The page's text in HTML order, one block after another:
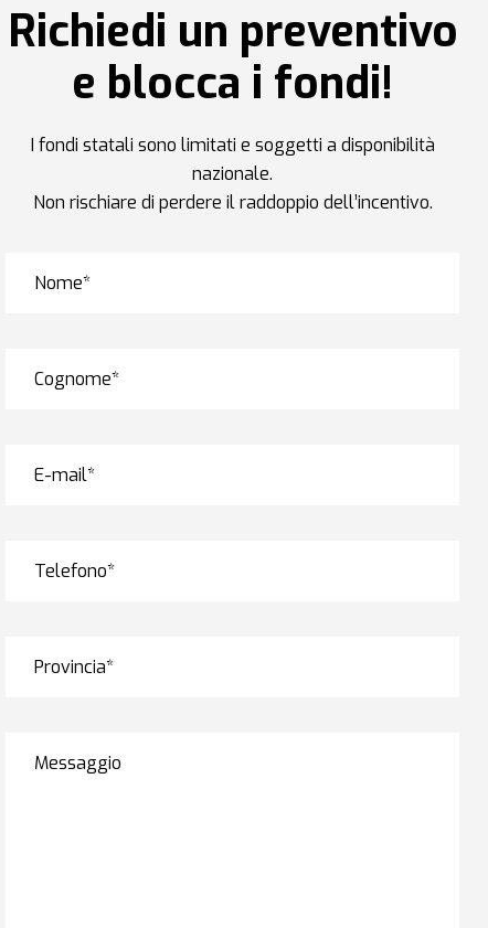
Richiedi un preventivo
e blocca i fondi!
I fondi statali sono limitati e soggetti a disponibilità
nazionale.
Non rischiare di perdere il raddoppio dell’incentivo.